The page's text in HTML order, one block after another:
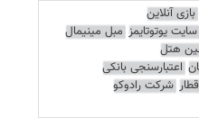
بازی آنلاین
سایت یوتوتایمز مبل مینیمال
هتل
اعتبارسنجی بانکی
شرکت رادوکو